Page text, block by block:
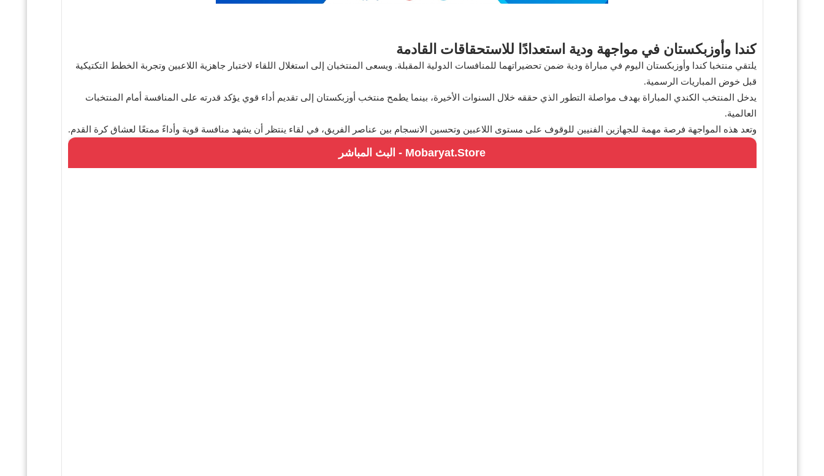
كندا وأوزبكستان في مواجهة ودية استعدادًا للاستحقاقات القادمة
يلتقي منتخبا كندا وأوزبكستان اليوم في مباراة ودية ضمن تحضيراتهما للمنافسات الدولية المقبلة. ويسعى المنتخبان إلى استغلال اللقاء لاختبار جاهزية اللاعبين وتجربة الخطط التكتيكية
قبل خوض المباريات الرسمية.
يدخل المنتخب الكندي المباراة بهدف مواصلة التطور الذي حققه خلال السنوات الأخيرة، بينما يطمح منتخب أوزبكستان إلى تقديم أداء قوي يؤكد قدرته على المنافسة أمام المنتخبات
العالمية.
وتعد هذه المواجهة فرصة مهمة للجهازين الفنيين للوقوف على مستوى اللاعبين وتحسين الانسجام بين عناصر الفريق، في لقاء ينتظر أن يشهد منافسة قوية وأداءً ممتعًا لعشاق كرة القدم.
Mobaryat.Store - البث المباشر